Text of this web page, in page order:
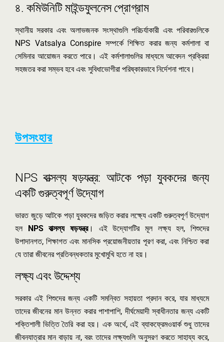
৪. কমিউনিটি মাইন্ডফুলনেস প্রোগ্রাম
স্থানীয় সরকার এবং অলাভজনক সংস্থাগুলি পরিচর্যাকারী এবং পরিবারগুলিকে
NPS Vatsalya Conspire সম্পর্কে শিক্ষিত করার জন্য কর্মশালা বা
সেমিনার আয়োজন করতে পারে। এই কর্মশালাগুলির মাধ্যমে আবেদন প্রক্রিয়া
সহজতর করা সম্ভব হবে এবং সুবিধাভোগীরা পরিষ্কারভাবে নির্দেশনা পাবে।
উপসংহার
NPS বাত্সল্য ষড়যন্ত্র: আটকে পড়া যুবকদের জন্য
একটি গুরুত্বপূর্ণ উদ্যোগ
ভারত জুড়ে আটকে পড়া যুবকদের জড়িত করার লক্ষ্যে একটি গুরুত্বপূর্ণ উদ্যোগ
হল NPS বাত্সল্য ষড়যন্ত্র। এই উদ্যোগটির মূল লক্ষ্য হল, শিশুদের
উপাদানগত, শিক্ষাগত এবং মানসিক প্রয়োজনীয়তার পূরণ করা, এবং নিশ্চিত করা
যে তারা জীবনের প্রতিবন্ধকতার মুখোমুখি হতে না হয়।
লক্ষ্য এবং উদ্দেশ্য
সরকার এই শিশুদের জন্য একটি সমন্বিত সহায়তা প্রদান করে, যার মাধ্যমে
তাদের জীবনের মান উন্নত করার পাশাপাশি, দীর্ঘমেয়াদী স্বাধীনতার জন্য একটি
শক্তিশালী ভিত্তি তৈরি করা হয়। এক অর্থে, এই ব্যাকফ্রেমওয়ার্ক শুধু তাদের
জীবনযাত্রার মান বাড়ায় না, বরং তাদের লক্ষ্যগুলি অনুসরণ করতে সাহায্য করে,